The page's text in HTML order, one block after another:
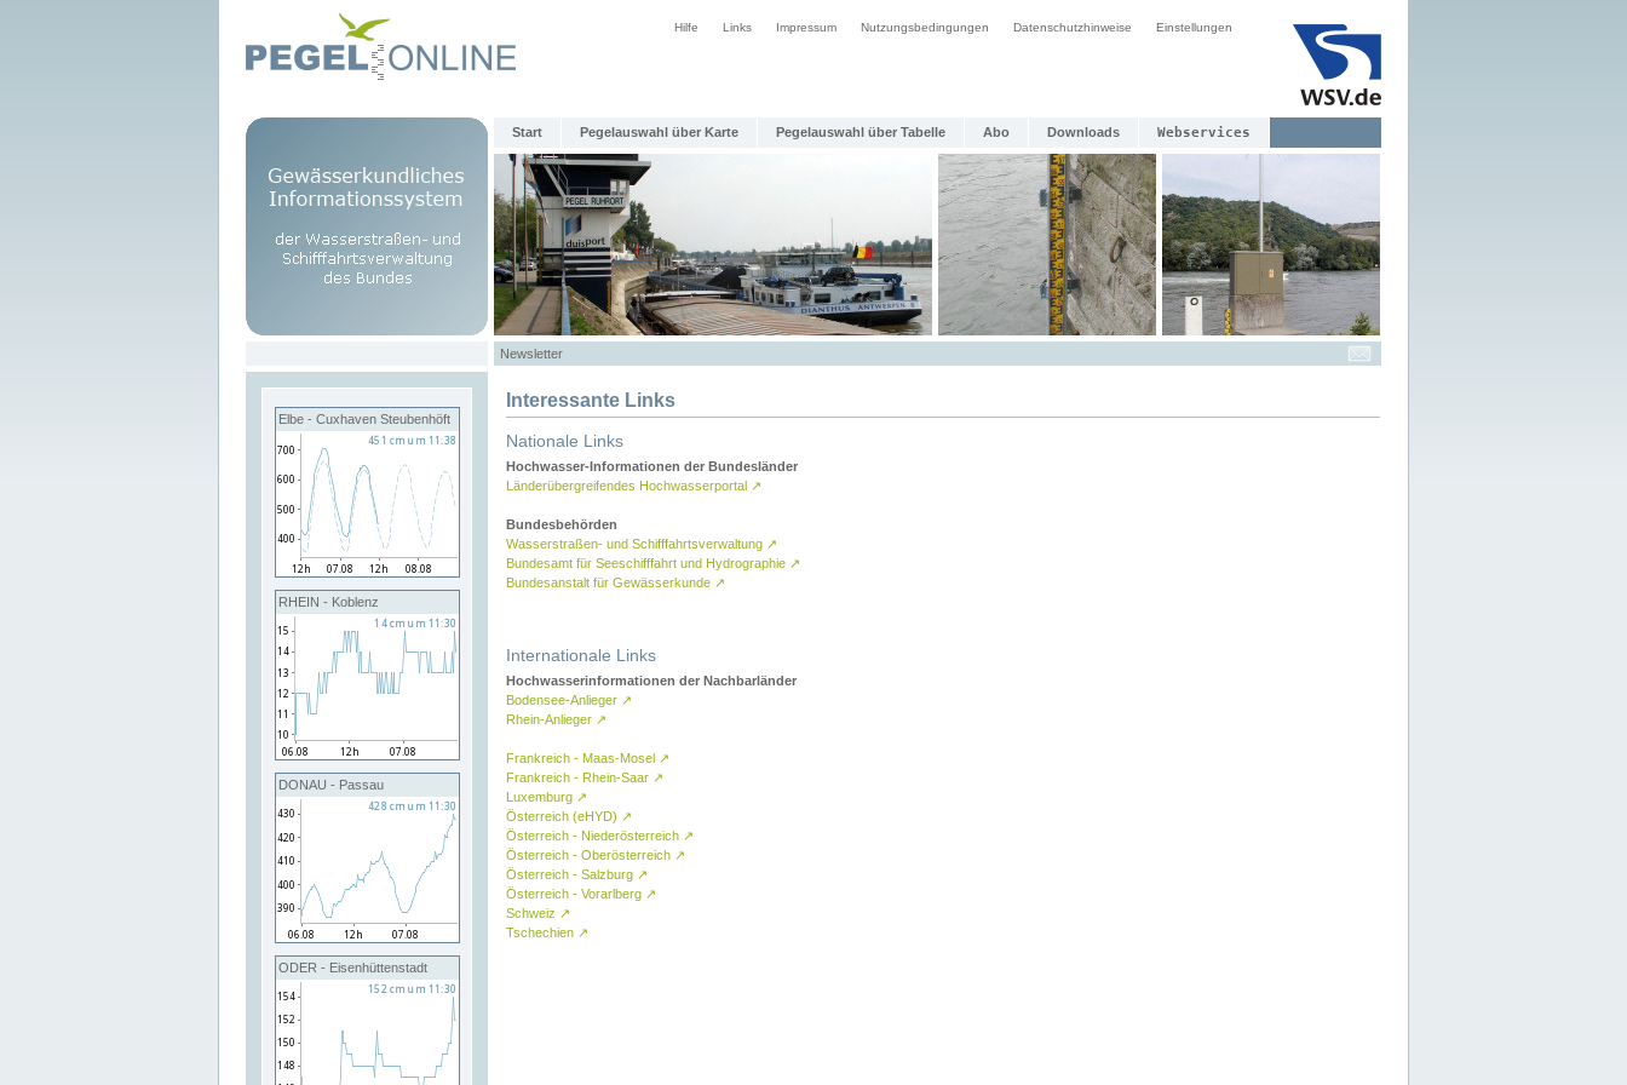
Hilfe Links Impressum Nutzungsbedingungen Datenschutzhinweise Einstellungen
Start Pegelauswahl über Karte Pegelauswahl über Tabelle Abo Downloads Webservices
Newsletter
Elbe - Cuxhaven Steubenhöft
RHEIN - Koblenz
DONAU - Passau
ODER - Eisenhüttenstadt
Interessante Links
Nationale Links
Hochwasser-Informationen der Bundesländer
Länderübergreifendes Hochwasserportal ↗
Bundesbehörden
Wasserstraßen- und Schifffahrtsverwaltung ↗
Bundesamt für Seeschifffahrt und Hydrographie ↗
Bundesanstalt für Gewässerkunde ↗
Internationale Links
Hochwasserinformationen der Nachbarländer
Bodensee-Anlieger ↗
Rhein-Anlieger ↗
Frankreich - Maas-Mosel ↗
Frankreich - Rhein-Saar ↗
Luxemburg ↗
Österreich (eHYD) ↗
Österreich - Niederösterreich ↗
Österreich - Oberösterreich ↗
Österreich - Salzburg ↗
Österreich - Vorarlberg ↗
Schweiz ↗
Tschechien ↗